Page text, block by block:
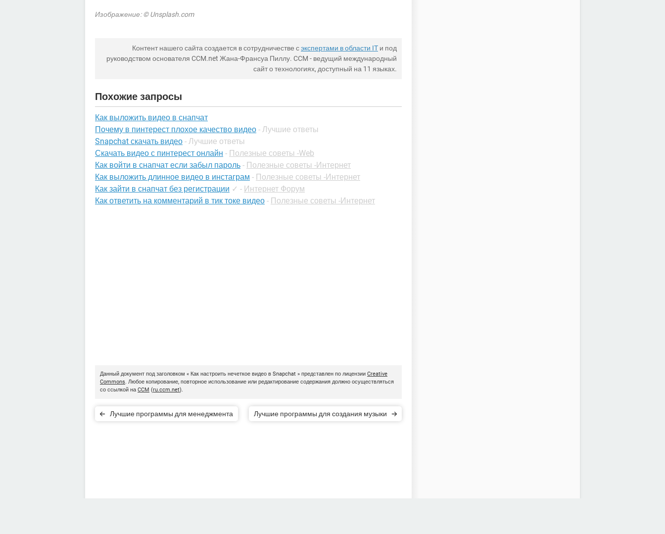
Изображение: © Unsplash.com
Контент нашего сайта создается в сотрудничестве сэкспертами в области IT и под
руководством основателя CCM.net Жана-Франсуа Пиллу. CCM - ведущий международный
сайт о технологиях, доступный на 11 языках.
Похожие запросы
Как выложить видео в снапчат
Почему в пинтерест плохое качество видео - Лучшие ответы
Snapchat скачать видео - Лучшие ответы
Скачать видео с пинтерест онлайн - Полезные советы -Web
Как войти в снапчат если забыл пароль - Полезные советы -Интернет
Как выложить длинное видео в инстаграм - Полезные советы -Интернет
Как зайти в снапчат без регистрации ✓ - Интернет Форум
Как ответить на комментарий в тик токе видео - Полезные советы -Интернет
Данный документ под заголовком « Как настроить нечеткое видео в Snapchat » представлен по лицензии Creative
Commons. Любое копирование, повторное использование или редактирование содержания должно осуществляться
со ссылкой на CCM (ru.ccm.net).
Лучшие программы для менеджмента Лучшие программы для создания музыки